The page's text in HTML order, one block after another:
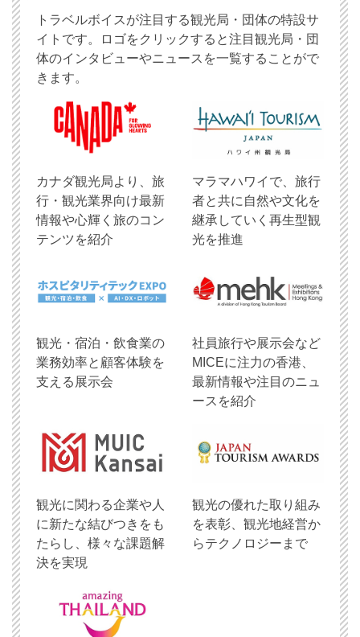
トラベルボイスが注目する観光局・団体の特設サ
イトです。ロゴをクリックすると注目観光局・団
体のインタビューやニュースを一覧することがで
きます。
​カナダ観光局より、旅
行・観光業界向け最新
情報や心輝く旅のコン
テンツを紹介
マラマハワイで、旅行
者と共に自然や文化を
継承していく再生型観
光を推進
観光・宿泊・飲食業の
業務効率と顧客体験を
支える展示会
社員旅行や展示会など
MICEに注力の香港、
最新情報や注目のニュ
ースを紹介
観光に関わる企業や人
に新たな結びつきをも
たらし、様々な課題解
決を実現
観光の優れた取り組み
を表彰、観光地経営か
らテクノロジーまで